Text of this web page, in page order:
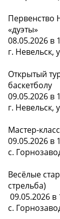
Первенство
«дуэты»
08.05.2026 в
г. Невельск,
Открытый
09.05.2026
г. Невельск,
Мастер-
09.05.2026 в
с.
Весёлые
стрельба)
09.05.2026
с.